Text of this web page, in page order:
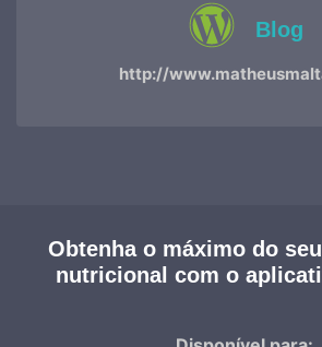
Blog
http://
Obtenha o máximo do
nutricional com o